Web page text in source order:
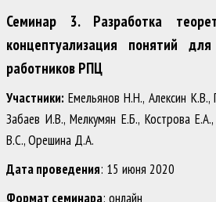
Семинар 3. Разработка
концептуализация понятий
работников РПЦ
Участники: Емельянов Н.Н., Алексин
Забаев И.В., Мелкумян Е.Б., Кострова
В.С., Орешина Д.А.
Дата проведения: 15 июня 2020
Формат семинара: онлайн